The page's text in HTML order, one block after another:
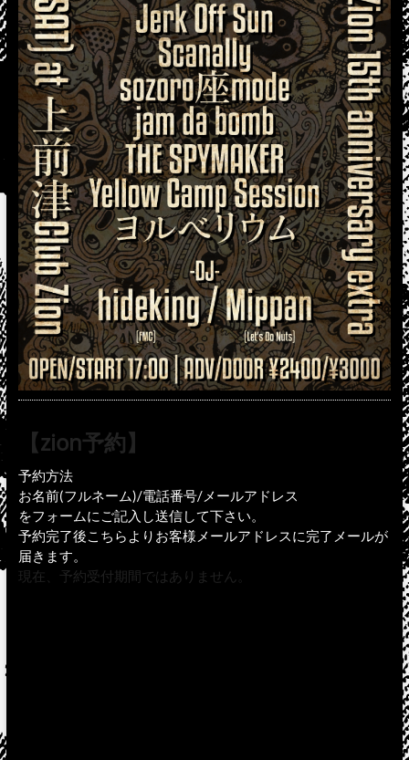
【zion予約】
予約方法
お名前(フルネーム)/電話番号/メールアドレス
をフォームにご記入し送信して下さい。
予約完了後こちらよりお客様メールアドレスに完了メールが
届きます。
現在、予約受付期間ではありません。